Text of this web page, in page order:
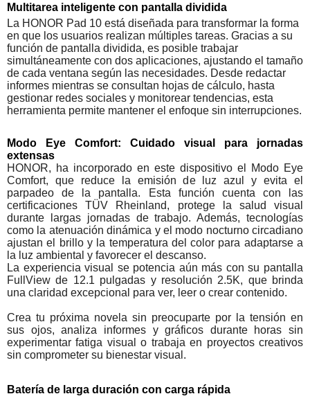
Multitarea inteligente con pantalla dividida
La HONOR Pad 10 está diseñada para transformar la forma
en que los usuarios realizan múltiples tareas. Gracias a su
función de pantalla dividida, es posible trabajar
simultáneamente con dos aplicaciones, ajustando el tamaño
de cada ventana según las necesidades. Desde redactar
informes mientras se consultan hojas de cálculo, hasta
gestionar redes sociales y monitorear tendencias, esta
herramienta permite mantener el enfoque sin interrupciones.
Modo Eye Comfort: Cuidado visual para jornadas
extensas
HONOR, ha incorporado en este dispositivo el Modo Eye
Comfort, que reduce la emisión de luz azul y evita el
parpadeo de la pantalla. Esta función cuenta con las
certificaciones TÜV Rheinland, protege la salud visual
durante largas jornadas de trabajo. Además, tecnologías
como la atenuación dinámica y el modo nocturno circadiano
ajustan el brillo y la temperatura del color para adaptarse a
la luz ambiental y favorecer el descanso.
La experiencia visual se potencia aún más con su pantalla
FullView de 12.1 pulgadas y resolución 2.5K, que brinda
una claridad excepcional para ver, leer o crear contenido.
Crea tu próxima novela sin preocuparte por la tensión en
sus ojos, analiza informes y gráficos durante horas sin
experimentar fatiga visual o trabaja en proyectos creativos
sin comprometer su bienestar visual.
Batería de larga duración con carga rápida